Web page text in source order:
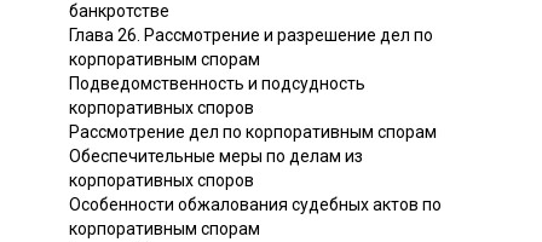
банкротстве
Глава 26. Рассмотрение и разрешение дел по
корпоративным спорам
Подведомственность и подсудность
корпоративных споров
Рассмотрение дел по корпоративным спорам
Обеспечительные меры по делам из
корпоративных споров
Особенности обжалования судебных актов по
корпоративным спорам